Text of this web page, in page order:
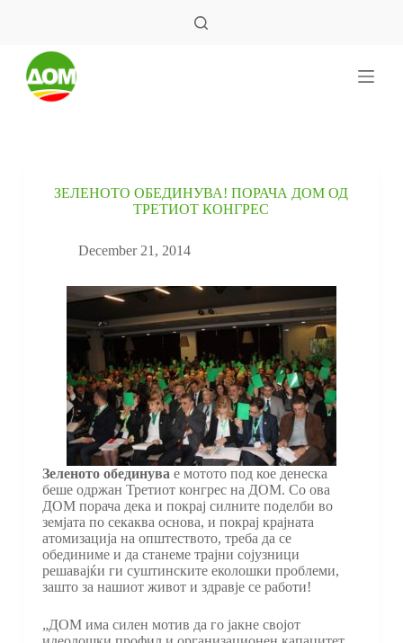
ЗЕЛЕНОТО ОБЕДИНУВА! ПОРАЧА ДОМ ОД
ТРЕТИОТ КОНГРЕС
December 21, 2014
Зеленото обединува е мотото под кое денеска
беше одржан Третиот конгрес на ДОМ. Со ова
ДОМ порача дека и покрај силните поделби во
земјата по секаква основа, и покрај крајната
атомизација на општеството, треба да се
обединиме и да станеме трајни сојузници
решавајќи ги суштинските еколошки проблеми,
зашто за нашиот живот и здравје се работи!
„ДОМ има силен мотив да го јакне својот